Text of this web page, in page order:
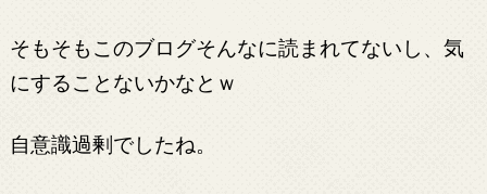
そもそもこのブログそんなに読まれてないし、気
にすることないかなとｗ
自意識過剰でしたね。